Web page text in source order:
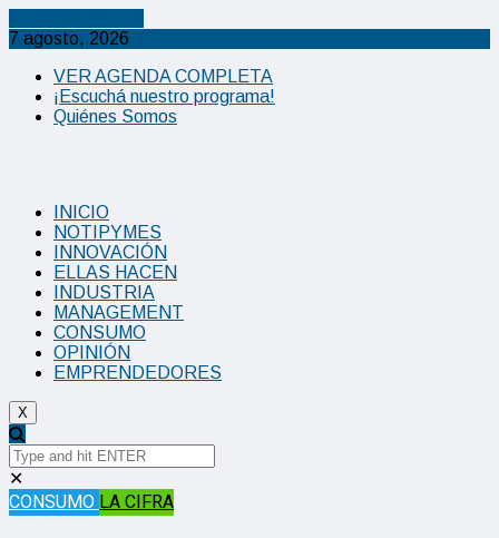
7 agosto, 2026
VER AGENDA COMPLETA
¡Escuchá nuestro programa!
Quiénes Somos
INICIO
NOTIPYMES
INNOVACIÓN
ELLAS HACEN
INDUSTRIA
MANAGEMENT
CONSUMO
OPINIÓN
EMPRENDEDORES
X
✕
CONSUMOLA CIFRA